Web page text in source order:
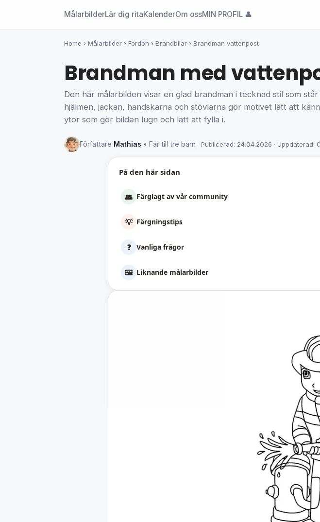
MålarbilderLär dig ritaKalenderOm ossMIN PROFIL 👤
Home › Målarbilder › Fordon › Brandbilar › Brandman vattenpost
Brandman med
Den här målarbilden visar en glad brandman i tecknad stil som
hjälmen, jackan, handskarna och stövlarna gör motivet lätt att
ytor som gör bilden lugn och lätt att fylla i.
Författare Mathias • Far till tre barn Publicerad: 24.04.2026 · Uppdaterad:
På den här sidan
👥 Färglagt av vår community
💡 Färgningstips
❓ Vanliga frågor
🖼️ Liknande målarbilder